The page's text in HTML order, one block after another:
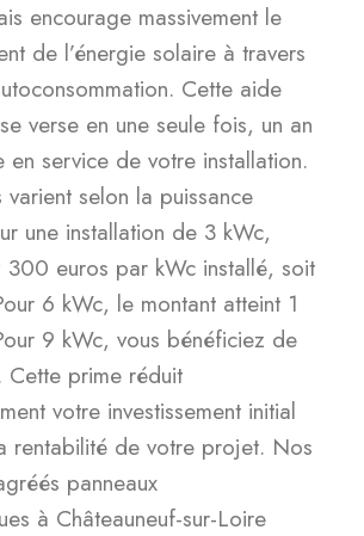
encourage massivement le
de l’énergie solaire à travers
Cette aide
verse en une seule fois, un an
en service de votre installation.
varient selon la puissance
une installation de 3 kWc,
300 euros par kWc installé, soit
6 kWc, le montant atteint 1
9 kWc, vous bénéficiez de
prime réduit
votre investissement initial
rentabilité de votre projet. Nos
panneaux
à Châteauneuf-sur-Loire